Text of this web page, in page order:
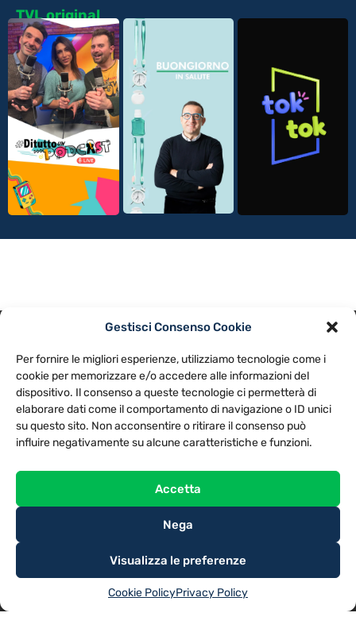
Gestisci Consenso Cookie
Per fornire le migliori esperienze, utilizziamo tecnologie come i
cookie per memorizzare e/o accedere alle informazioni del
dispositivo. Il consenso a queste tecnologie ci permetterà di
elaborare dati come il comportamento di navigazione o ID unici
su questo sito. Non acconsentire o ritirare il consenso può
influire negativamente su alcune caratteristiche e funzioni.
Accetta
Nega
Visualizza le preferenze
Cookie PolicyPrivacy Policy
TVL original
NOTE LEGALI
CONTATTACI PREFERENZE
TV LIBERA S.P.A.
Via Monteleonese 95/21 – 51100 Pistoia (PT)
Tel. 0573.9136 / Fax 0573.913615